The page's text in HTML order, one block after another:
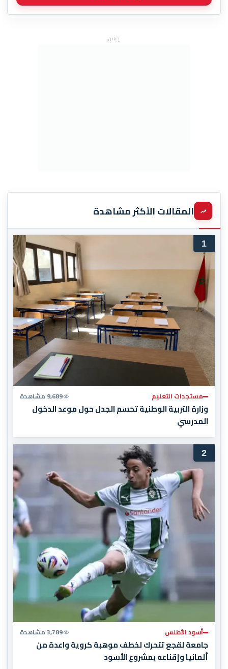
إعلان
المقالات الأكثر مشاهدة
1
مستجدات التعليم 9,689 مشاهدة
وزارة التربية الوطنية تحسم الجدل حول موعد الدخول
المدرسي
2
أسود الأطلس 3,789 مشاهدة
جامعة لقجع تتحرك لخطف موهبة كروية واعدة من
ألمانيا وإقناعه بمشروع الأسود